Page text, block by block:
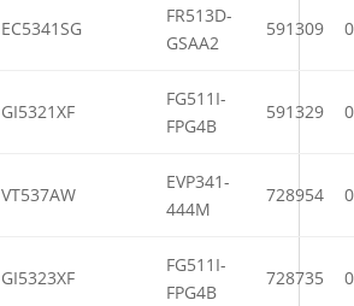
EC5341SG
FR513D-
GSAA2
591309
GI5321XF
FG511I-
FPG4B
591329
VT537AW
EVP341-
444M
728954
GI5323XF
FG511I-
FPG4B
728735